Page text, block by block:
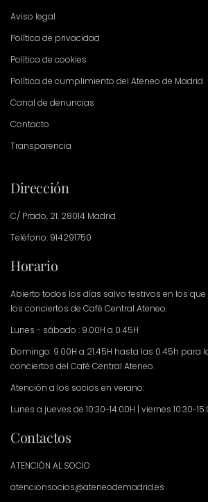
Aviso legal
Política de privacidad
Política de cookies
Política de cumplimiento del Ateneo de Madrid
Canal de denuncias
Contacto
Transparencia
Dirección
C/ Prado, 21. 28014 Madrid
Teléfono: 914291750
Horario
Abierto todos los días salvo festivos en los
los conciertos de Café Central Ateneo.
Lunes - sábado : 9.00H a 0.45H
Domingo: 9.00H a 21.45H hasta las 0.45h para
conciertos del Café Central Ateneo.
Atención a los socios en verano:
Lunes a jueves de 10:30-14:00H | viernes 10:30-
Contactos
ATENCIÓN AL SOCIO
atencionsocios@ateneodemadrid.es